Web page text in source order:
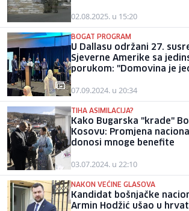
02.08.2025. u 15:20
BOGAT PROGRAM
U Dallasu održani 27.
Sjeverne Amerike sa
porukom: "Domovina je
07.09.2024. u 20:34
TIHA ASIMILACIJA?
Kako Bugarska "krade"
Kosovu: Promjena
donosi mnoge benefite
03.07.2024. u 22:10
NAKON VEĆINE GLASOVA
Kandidat bošnjačke
Armin Hodžić ušao u